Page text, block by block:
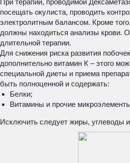
При терапии, проводимой
посещать окулиста, проводить
электролитным балансом. Кроме
должны находиться анализы крови.
длительной терапии.
Для снижения риска развития
дополнительно витамин К – этого
специальной диеты и приема
быть полноценной и содержать:
Белки;
Витамины и прочие
Исключить следует жиры, углеводы